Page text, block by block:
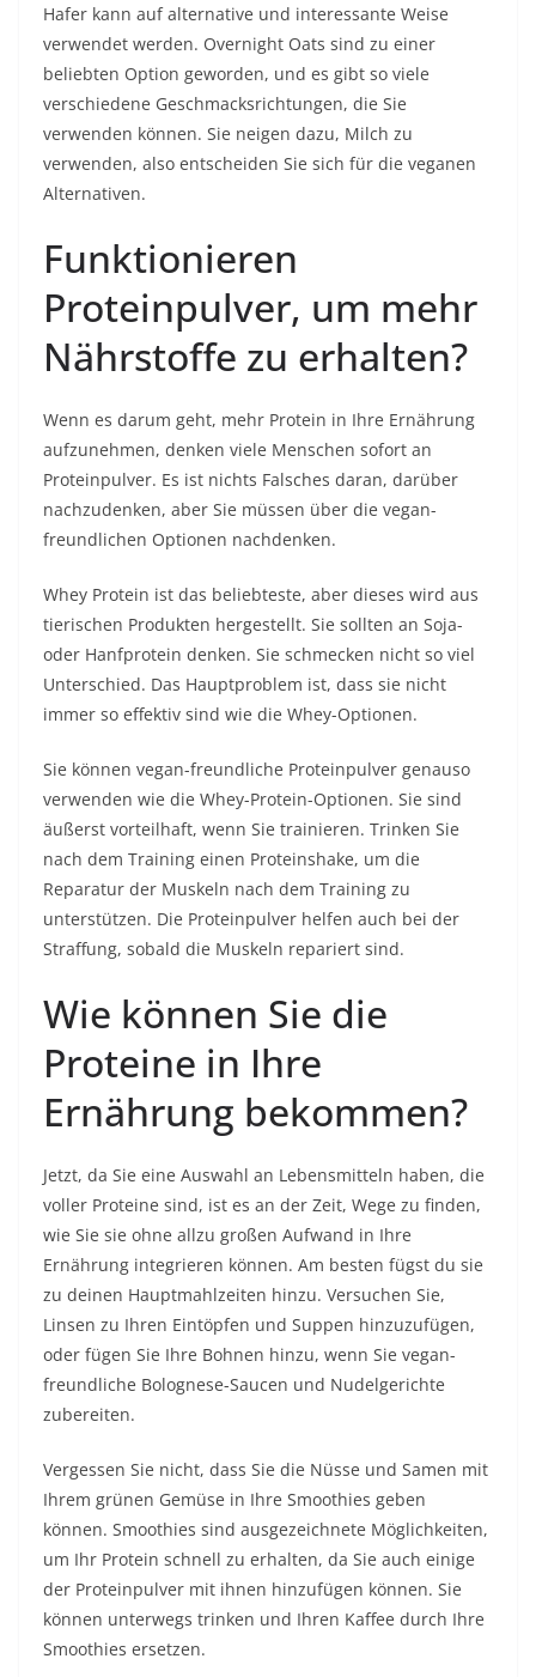
Hafer kann auf alternative und interessante Weise
verwendet werden. Overnight Oats sind zu einer
beliebten Option geworden, und es gibt so viele
verschiedene Geschmacksrichtungen, die Sie
verwenden können. Sie neigen dazu, Milch zu
verwenden, also entscheiden Sie sich für die veganen
Alternativen.
Funktionieren
Proteinpulver, um mehr
Nährstoffe zu erhalten?
Wenn es darum geht, mehr Protein in Ihre Ernährung
aufzunehmen, denken viele Menschen sofort an
Proteinpulver. Es ist nichts Falsches daran, darüber
nachzudenken, aber Sie müssen über die vegan-
freundlichen Optionen nachdenken.
Whey Protein ist das beliebteste, aber dieses wird aus
tierischen Produkten hergestellt. Sie sollten an Soja-
oder Hanfprotein denken. Sie schmecken nicht so viel
Unterschied. Das Hauptproblem ist, dass sie nicht
immer so effektiv sind wie die Whey-Optionen.
Sie können vegan-freundliche Proteinpulver genauso
verwenden wie die Whey-Protein-Optionen. Sie sind
äußerst vorteilhaft, wenn Sie trainieren. Trinken Sie
nach dem Training einen Proteinshake, um die
Reparatur der Muskeln nach dem Training zu
unterstützen. Die Proteinpulver helfen auch bei der
Straffung, sobald die Muskeln repariert sind.
Wie können Sie die
Proteine ​​​​in Ihre
Ernährung bekommen?
Jetzt, da Sie eine Auswahl an Lebensmitteln haben, die
voller Proteine ​​​​sind, ist es an der Zeit, Wege zu finden,
wie Sie sie ohne allzu großen Aufwand in Ihre
Ernährung integrieren können. Am besten fügst du sie
zu deinen Hauptmahlzeiten hinzu. Versuchen Sie,
Linsen zu Ihren Eintöpfen und Suppen hinzuzufügen,
oder fügen Sie Ihre Bohnen hinzu, wenn Sie vegan-
freundliche Bolognese-Saucen und Nudelgerichte
zubereiten.
Vergessen Sie nicht, dass Sie die Nüsse und Samen mit
Ihrem grünen Gemüse in Ihre Smoothies geben
können. Smoothies sind ausgezeichnete Möglichkeiten,
um Ihr Protein schnell zu erhalten, da Sie auch einige
der Proteinpulver mit ihnen hinzufügen können. Sie
können unterwegs trinken und Ihren Kaffee durch Ihre
Smoothies ersetzen.